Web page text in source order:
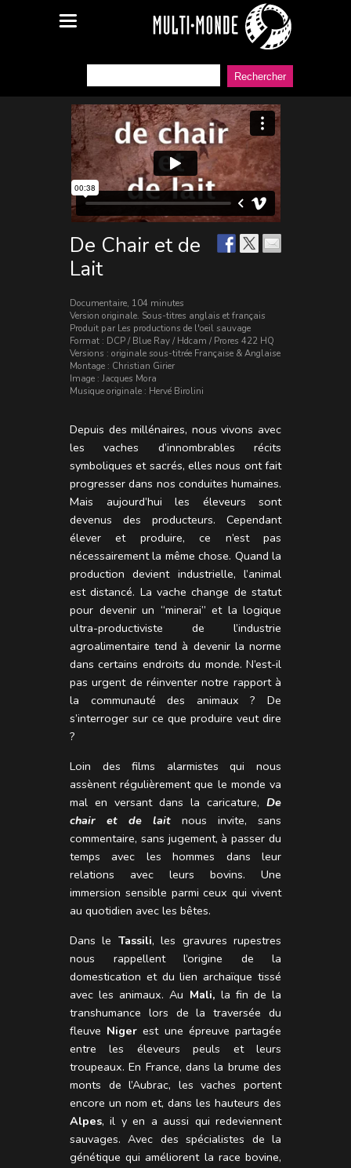
De Chair et de
Lait
Documentaire, 104 minutes
Version originale. Sous-titres anglais et français
Produit par Les productions de l'oeil sauvage
Format : DCP / Blue Ray / Hdcam / Prores 422 HQ
Versions : originale sous-titrée Française & Anglaise
Montage : Christian Girier
Image : Jacques Mora
Musique originale : Hervé Birolini
Depuis des millénaires, nous vivons avec
les vaches d’innombrables récits
symboliques et sacrés, elles nous ont fait
progresser dans nos conduites humaines.
Mais aujourd’hui les éleveurs sont
devenus des producteurs. Cependant
élever et produire, ce n’est pas
nécessairement la même chose. Quand la
production devient industrielle, l’animal
est distancé. La vache change de statut
pour devenir un “minerai” et la logique
ultra-productiviste de l’industrie
agroalimentaire tend à devenir la norme
dans certains endroits du monde. N’est-il
pas urgent de réinventer notre rapport à
la communauté des animaux ? De
s’interroger sur ce que produire veut dire
?
Loin des films alarmistes qui nous
assènent régulièrement que le monde va
mal en versant dans la caricature, De
chair et de lait nous invite, sans
commentaire, sans jugement, à passer du
temps avec les hommes dans leur
relations avec leurs bovins. Une
immersion sensible parmi ceux qui vivent
au quotidien avec les bêtes.
Dans le Tassili, les gravures rupestres
nous rappellent l’origine de la
domestication et du lien archaïque tissé
avec les animaux. Au Mali, la fin de la
transhumance lors de la traversée du
fleuve Niger est une épreuve partagée
entre les éleveurs peuls et leurs
troupeaux. En France, dans la brume des
monts de l’Aubrac, les vaches portent
encore un nom et, dans les hauteurs des
Alpes, il y en a aussi qui redeviennent
sauvages. Avec des spécialistes de la
génétique qui améliorent la race bovine,